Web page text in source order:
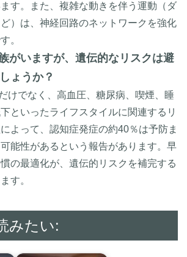
す。また、複雑な動きを伴う運動（ダ
）は、神経回路のネットワークを強化
。
がいますが、遺伝的なリスクは避
ょうか？
けでなく、高血圧、糖尿病、喫煙、睡
といったライフスタイルに関連するリ
よって、認知症発症の約40％は予防ま
能性があるという報告があります。早
の最適化が、遺伝的リスクを補完する
す。
みたい: